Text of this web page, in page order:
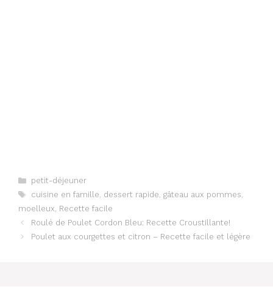
Categories
petit-déjeuner
Tags
cuisine en famille, dessert rapide, gâteau aux pommes,
moelleux, Recette facile
Roulé de Poulet Cordon Bleu: Recette Croustillante!
Poulet aux courgettes et citron – Recette facile et légère